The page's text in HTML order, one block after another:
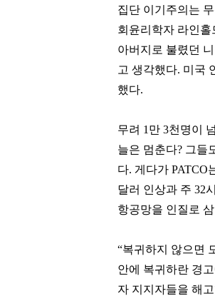
카카오
로덴하우스 웨스트빌리지
팬클럽 참여
집단 이기주의는
회윤리학자 라인홀
아버지로 불렸던
고 생각했다. 미국
했다.
무려 1만 3천명이
늘은 멈춘다? 그들
다. 게다가 PATCO
달러 인상과 주 32
항공망을 인질로
“복귀하지 않으면
안에 복귀하란 경
자 지지자들을 해